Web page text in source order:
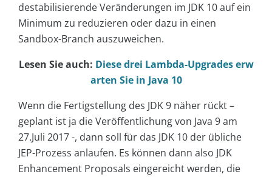
destabilisierende Veränderungen im JDK 10 auf ein
Minimum zu reduzieren oder dazu in einen
Sandbox-Branch auszuweichen.
Lesen Sie auch: Diese drei Lambda-Upgrades erw
arten Sie in Java 10
Wenn die Fertigstellung des JDK 9 näher rückt –
geplant ist ja die Veröffentlichung von Java 9 am
27.Juli 2017 -, dann soll für das JDK 10 der übliche
JEP-Prozess anlaufen. Es können dann also JDK
Enhancement Proposals eingereicht werden, die